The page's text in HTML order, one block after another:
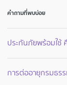
คำถามที่พบบ่อย
ประกันภัยพร้อมใช้
การต่ออายุกรมธรร